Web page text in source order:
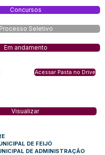
Concursos
Processo Seletivo
Em andamento
Acessar Pasta no Drive
Visualizar
DE FEIJÓ
DE ADMINISTRAÇÃO